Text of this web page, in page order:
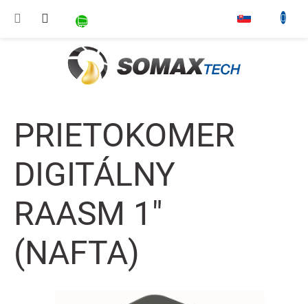
NÁKUPNÝ KOŠÍK
PRIETOKOMER
DIGITÁLNY
RAASM 1"
(NAFTA)